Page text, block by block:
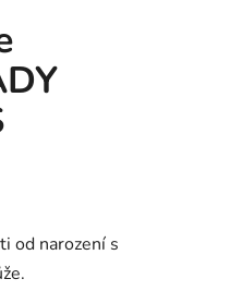
od narození s